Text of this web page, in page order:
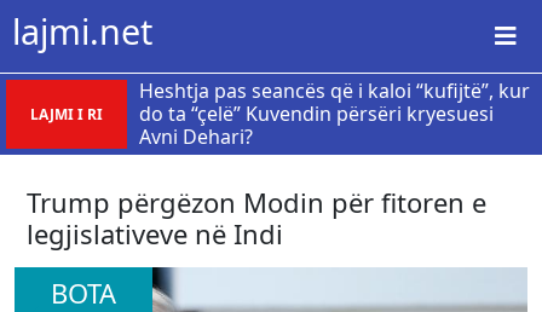
lajmi.net
LAJMI I RI
Heshtja pas seancës që i kaloi “kufijtë”, kur
do ta “çelë” Kuvendin përsëri kryesuesi
Avni Dehari?
​Trump përgëzon Modin për fitoren e
legjislativeve në Indi
BOTA